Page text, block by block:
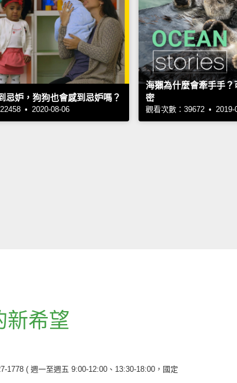
忌妒，狗狗也會感到忌妒嗎？
• 2020-08-06
海獺為什麼會牽手手
密
觀看次數：39672 • 2019-
新希望
1778 ( 週一至週五 9:00-12:00、13:30-18:00，國定